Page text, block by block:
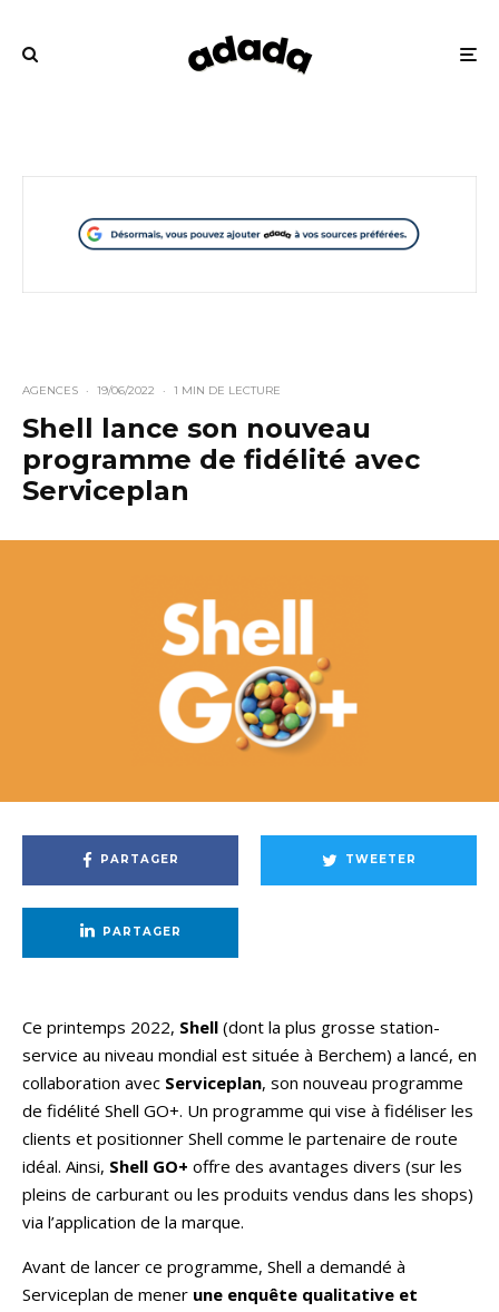
AGENCES · 19/06/2022 · 1 MIN DE LECTURE
Shell lance son nouveau
programme de fidélité avec
Serviceplan
PARTAGER TWEETER
PARTAGER
Ce printemps 2022, Shell (dont la plus grosse station-
service au niveau mondial est située à Berchem) a lancé, en
collaboration avec Serviceplan, son nouveau programme
de fidélité Shell GO+. Un programme qui vise à fidéliser les
clients et positionner Shell comme le partenaire de route
idéal. Ainsi, Shell GO+ offre des avantages divers (sur les
pleins de carburant ou les produits vendus dans les shops)
via l’application de la marque.
Avant de lancer ce programme, Shell a demandé à
Serviceplan de mener une enquête qualitative et